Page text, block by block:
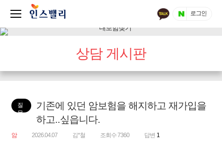
로그인
상담 게시판
질
문
기존에 있던 암보험을 해지하고 재가입을
하고..싶읍니다.
암 2026.04.07 김*철 조회수 7360 답변 1